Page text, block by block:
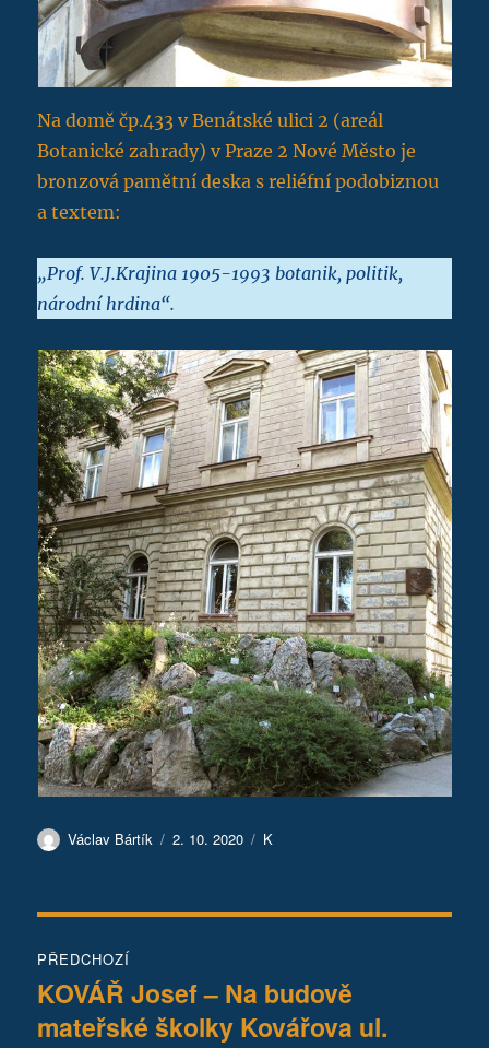
Na domě čp.433 v Benátské ulici 2 (areál
Botanické zahrady) v Praze 2 Nové Město je
bronzová pamětní deska s reliéfní podobiznou
a textem:
„Prof. V.J.Krajina 1905-1993 botanik, politik,
národní hrdina“.
Autor:
Václav Bártík Publikováno:
2. 10. 2020 Rubriky:
K
pro
příspěvek
PŘEDCHOZÍ
Předchozí
příspěvek:
KOVÁŘ Josef – Na budově
mateřské školky Kovářova ul.